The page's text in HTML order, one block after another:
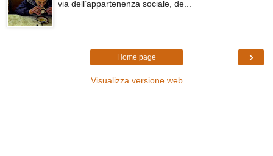
via dell’appartenenza sociale, de...
›
Home page
Visualizza versione web